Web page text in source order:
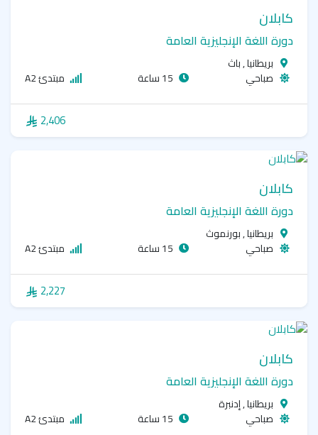
كابلان
دورة اللغة الإنجليزية العامة
بريطانيا , باث
صباحي
مبتدئ A2
2,406
كابلان
دورة اللغة الإنجليزية العامة
بريطانيا , بورنموث
صباحي
مبتدئ A2
2,227
كابلان
دورة اللغة الإنجليزية العامة
بريطانيا , إدنبرة
صباحي
مبتدئ A2